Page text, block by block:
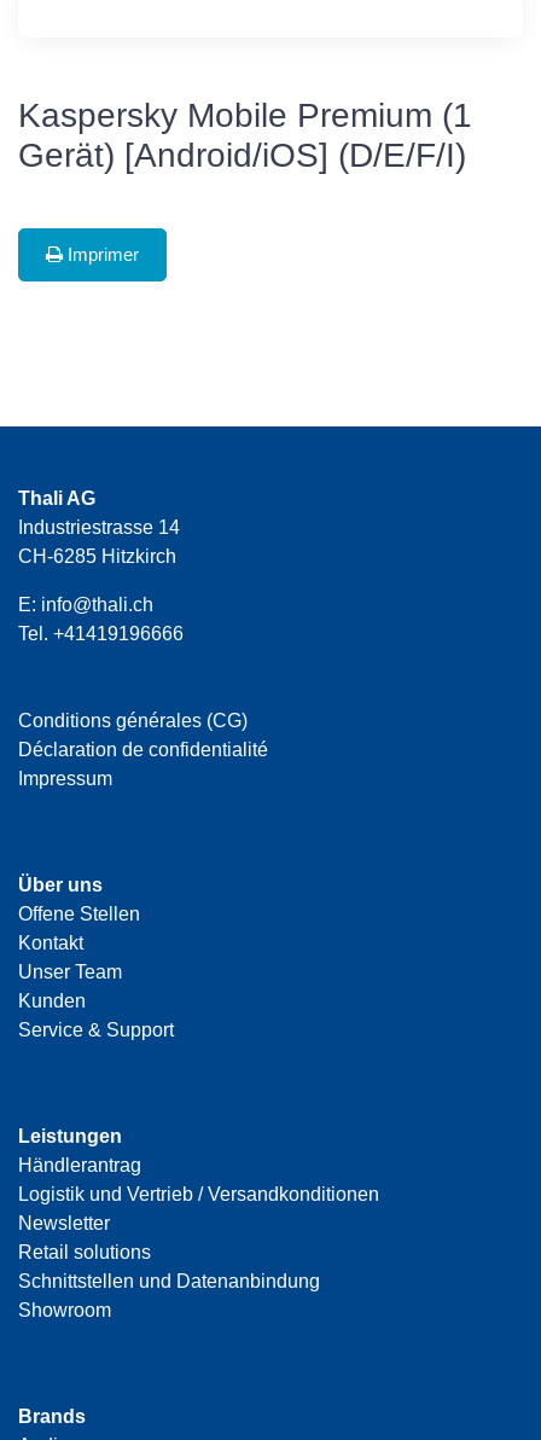
Kaspersky Mobile Premium (1
Gerät) [Android/iOS] (D/E/F/I)
Imprimer
Thali AG
Industriestrasse 14
CH-6285 Hitzkirch
E: info@thali.ch
Tel. +41419196666
Conditions générales (CG)
Déclaration de confidentialité
Impressum
Über uns
Offene Stellen
Kontakt
Unser Team
Kunden
Service & Support
Leistungen
Händlerantrag
Logistik und Vertrieb / Versandkonditionen
Newsletter
Retail solutions
Schnittstellen und Datenanbindung
Showroom
Brands